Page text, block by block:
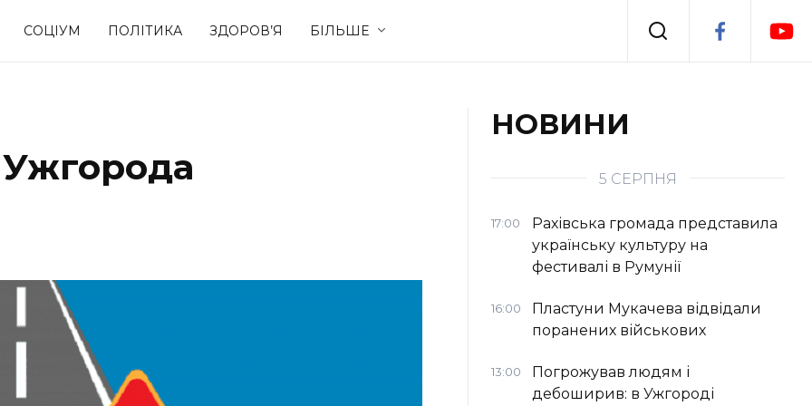
СОЦІУМ ПОЛІТИКА ЗДОРОВ’Я БІЛЬШЕ
Події
Спорт
Ужгорода
НОВИНИ
5 СЕРПНЯ
17:00
Рахівська громада представила
українську культуру на
фестивалі в Румунії
16:00
Пластуни Мукачева відвідали
поранених військових
13:00
Погрожував людям і
дебоширив: в Ужгороді